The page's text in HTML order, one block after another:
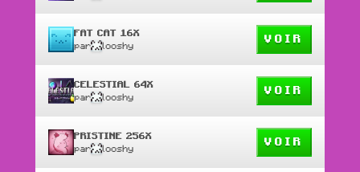
FAT CAT 16X
par looshy
VOIR
CELESTIAL 64X
par looshy
VOIR
PRISTINE 256X
par looshy
VOIR